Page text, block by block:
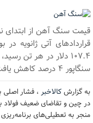
۱۰۷.۴ دلار در هر تن
سنگاپور ۴ درصد کاهش یافت و به ۱۰۲ دلار در هر تن رسید.
به گزارشکالاخبر ، فشار
در چین و تقاضای ضعیف فولاد
منجر به تعطیلی‌های